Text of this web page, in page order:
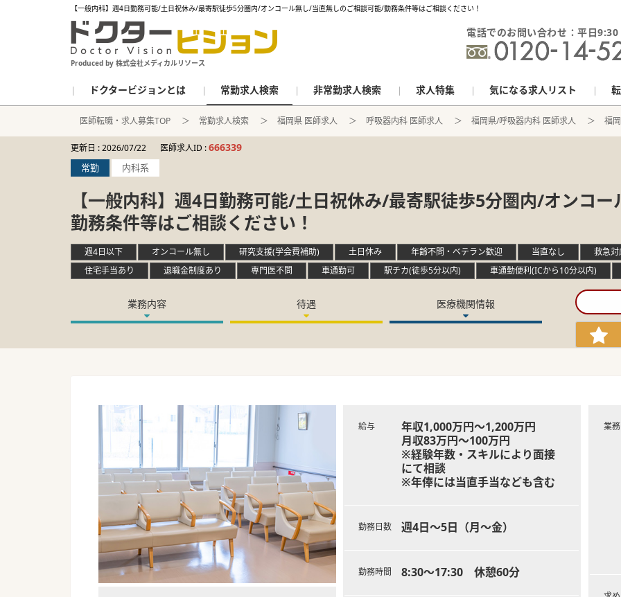
【一般内科】週4日勤務可能/土日祝休み/最寄駅徒歩5分圏内/オンコール無し/当直無しのご相談可能/勤務条件等はご相談ください！
Produced by 株式会社メディカルリソース
電話でのお問い合わせ：平日
ドクタービジョンとは 常勤求人検索 非常勤求人検索 求人特集 気になる求人リスト
医師転職・求人募集TOP 常勤求人検索 福岡県 医師求人 呼吸器内科 医師求人 福岡県/呼吸器内科 医師求人 福
更新日 :2026/07/22 医師求人ID :666339
常勤 内科系
【一般内科】週4日勤務可能/土日祝休み/最寄駅徒歩5分圏内/オンコ
勤務条件等はご相談ください！
週4日以下 オンコール無し 研究支援(学会費補助) 土日休み 年齢不問・ベテラン歓迎 当直なし
救急
住宅手当あり
退職金制度あり 専門医不問 車通勤可 駅チカ(徒歩5分以内) 車通勤便利(ICから10分以内)
業務内容 待遇 医療機関情報
給与
年収1,000万円～1,200万円
月収83万円～100万円
※経験年数・スキルにより面接
にて相談
※年俸には当直手当なども含む
勤務日数 週4日～5日（月～金）
勤務時間 8:30～17:30 休憩60分
業